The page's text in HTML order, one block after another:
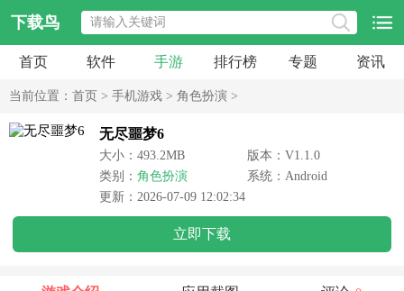
下载鸟
首页 软件 手游 排行榜 专题 资讯
当前位置： 首页 > 手机游戏 > 角色扮演 >
无尽噩梦6
大小：493.2MB
版本：V1.1.0
类别： 角色扮演
系统：Android
更新：2026-07-09 12:02:34
立即下载